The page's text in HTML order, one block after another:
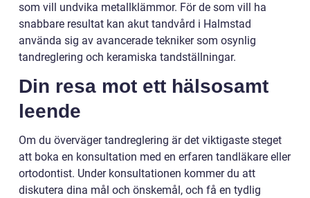
som vill undvika metallklämmor. För de som vill ha
snabbare resultat kan akut tandvård i Halmstad
använda sig av avancerade tekniker som osynlig
tandreglering och keramiska tandställningar.
Din resa mot ett hälsosamt
leende
Om du överväger tandreglering är det viktigaste steget
att boka en konsultation med en erfaren tandläkare eller
ortodontist. Under konsultationen kommer du att
diskutera dina mål och önskemål, och få en tydlig